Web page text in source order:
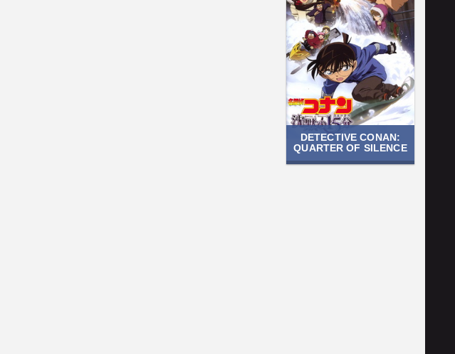
DETECTIVE CONAN:
QUARTER OF SILENCE